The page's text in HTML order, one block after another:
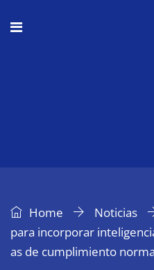
Home Noticias
para incorporar
as de cumplimiento